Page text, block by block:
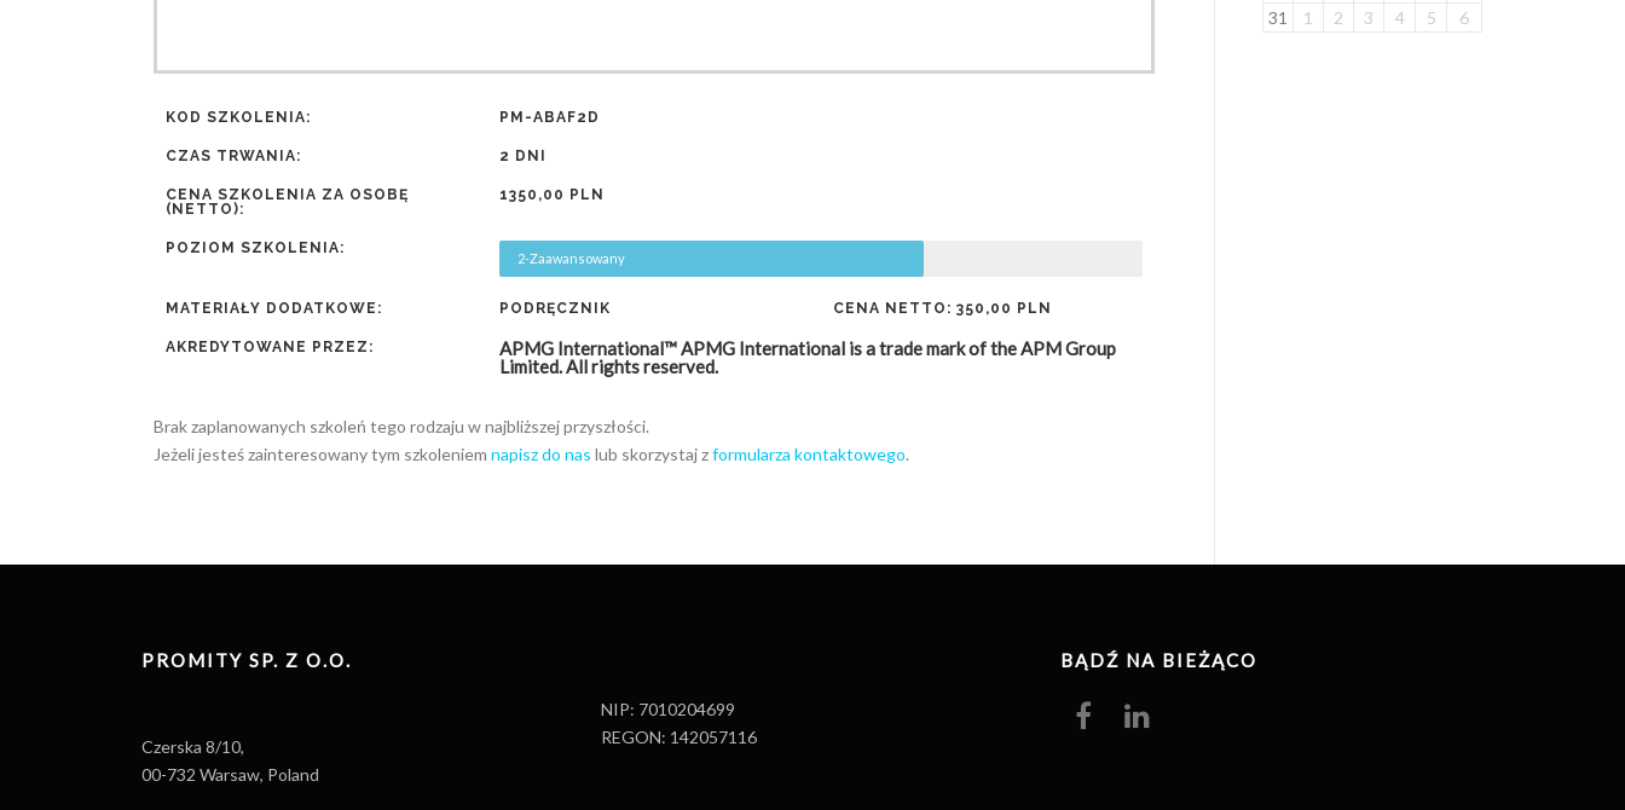
KOD SZKOLENIA: PM-ABAF2D
CZAS TRWANIA: 2 DNI
CENA SZKOLENIA ZA OSOBĘ
(NETTO):
1350,00 PLN
POZIOM SZKOLENIA:
2-Zaawansowany
MATERIAŁY DODATKOWE: PODRĘCZNIK CENA NETTO: 350,00 PLN
AKREDYTOWANE PRZEZ:
APMG International™ APMG International is a trade mark of the APM Group
Limited. All rights reserved.
Brak zaplanowanych szkoleń tego rodzaju w najbliższej przyszłości.
Jeżeli jesteś zainteresowany tym szkoleniem napisz do nas lub skorzystaj zformularza kontaktowego.
31
1 2 3 4 5 6
PROMITY SP. Z O.O.
Czerska 8/10,
00-732 Warsaw, Poland
NIP: 7010204699
REGON: 142057116
BĄDŹ NA BIEŻĄCO